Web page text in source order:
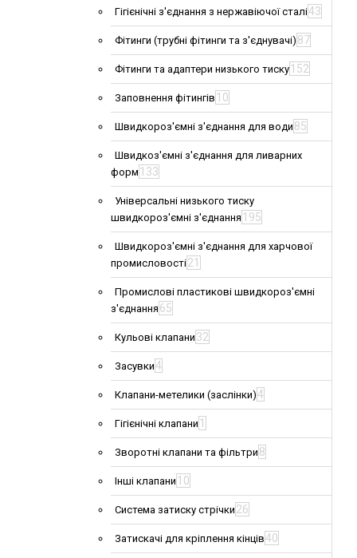
Гігієнічні з'єднання з нержавіючої сталі43
Фітинги (трубні фітинги та з'єднувачі) 87
Фітинги та адаптери низького тиску 152
Заповнення фітингів 10
Швидкороз'ємні з'єднання для води 85
Швидкоз'ємні з'єднання для ливарних
форм 133
Універсальні низького тиску
швидкороз'ємні з'єднання 195
Швидкороз'ємні з'єднання для харчової
промисловості21
Промислові пластикові швидкороз'ємні
з'єднання 65
Кульові клапани 32
Засувки4
Клапани-метелики (заслінки)4
Гігієнічні клапани 1
Зворотні клапани та фільтри 8
Інші клапани 10
Система затиску стрічки 26
Затискачі для кріплення кінців40